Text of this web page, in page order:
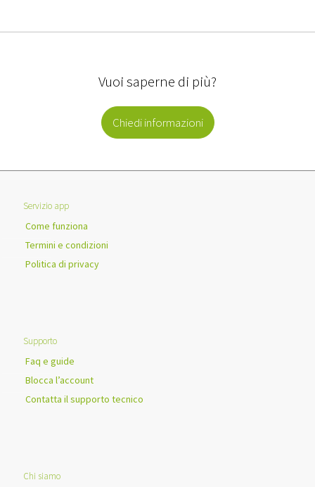
Vuoi saperne di più?
Chiedi informazioni
Servizio app
Come funziona
Termini e condizioni
Politica di privacy
Supporto
Faq e guide
Blocca l’account
Contatta il supporto tecnico
Chi siamo